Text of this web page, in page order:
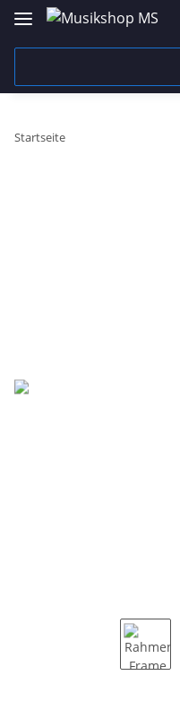
Startseite